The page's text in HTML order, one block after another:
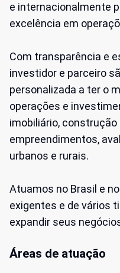
e internacionalmente
excelência em
Com transparência e
investidor e parceiro
personalizada a ter o
operações e
imobiliário,
empreendimentos,
urbanos e rurais.
Atuamos no Brasil e
exigentes e de vários
expandir seus
Áreas de atuação